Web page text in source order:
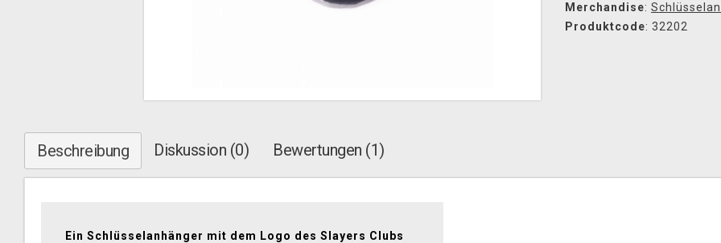
Merchandise:
Produktcode: 32202
Beschreibung Diskussion (0) Bewertungen (1)
Ein Schlüsselanhänger mit dem Logo des Slayers Clubs